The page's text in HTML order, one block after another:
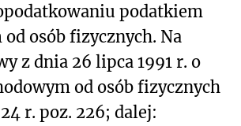
podatkiem
osób fizycznych. Na
z dnia 26 lipca 1991 r. o
od osób fizycznych
r. poz. 226; dalej: